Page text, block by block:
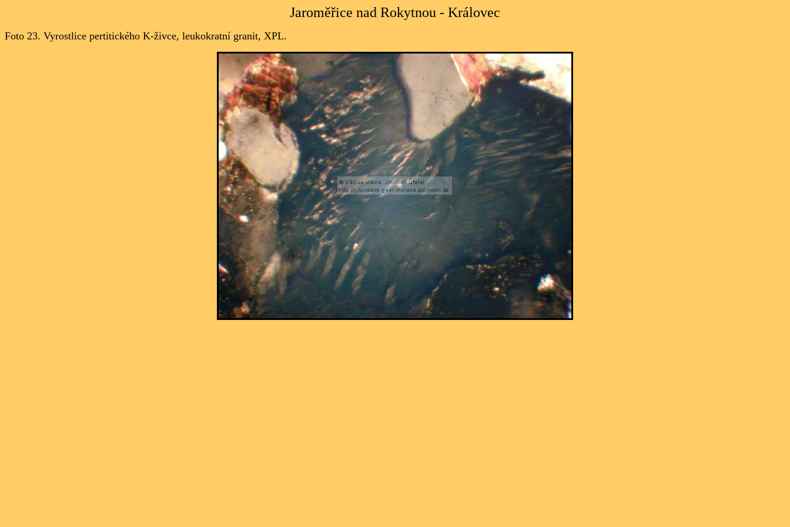
Jaroměřice nad Rokytnou - Královec
Foto 23. Vyrostlice pertitického K-živce, leukokratní granit, XPL.